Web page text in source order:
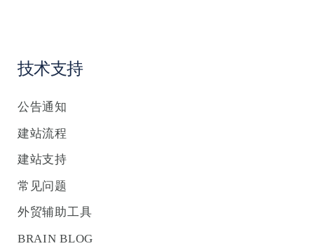
技术支持
公告通知
建站流程
建站支持
常见问题
外贸辅助工具
BRAIN BLOG